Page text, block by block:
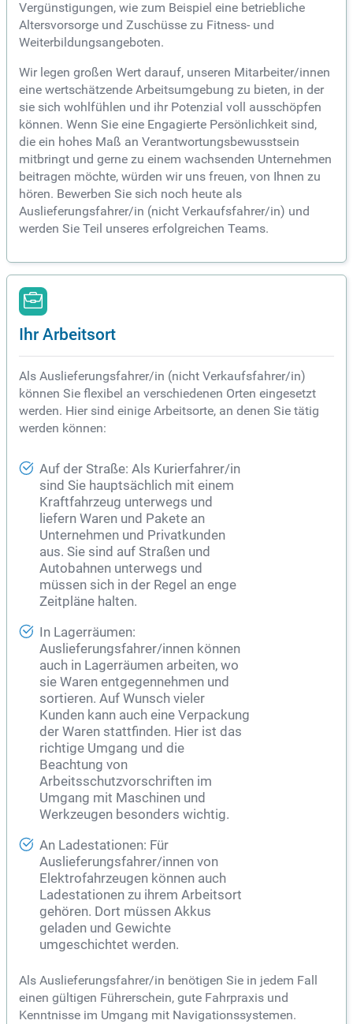
Vergünstigungen, wie zum Beispiel eine betriebliche
Altersvorsorge und Zuschüsse zu Fitness- und
Weiterbildungsangeboten.
Wir legen großen Wert darauf, unseren Mitarbeiter/innen
eine wertschätzende Arbeitsumgebung zu bieten, in der
sie sich wohlfühlen und ihr Potenzial voll ausschöpfen
können. Wenn Sie eine Engagierte Persönlichkeit sind,
die ein hohes Maß an Verantwortungsbewusstsein
mitbringt und gerne zu einem wachsenden Unternehmen
beitragen möchte, würden wir uns freuen, von Ihnen zu
hören. Bewerben Sie sich noch heute als
Auslieferungsfahrer/in (nicht Verkaufsfahrer/in) und
werden Sie Teil unseres erfolgreichen Teams.
Ihr Arbeitsort
Als Auslieferungsfahrer/in (nicht Verkaufsfahrer/in)
können Sie flexibel an verschiedenen Orten eingesetzt
werden. Hier sind einige Arbeitsorte, an denen Sie tätig
werden können:
Auf der Straße: Als Kurierfahrer/in
sind Sie hauptsächlich mit einem
Kraftfahrzeug unterwegs und
liefern Waren und Pakete an
Unternehmen und Privatkunden
aus. Sie sind auf Straßen und
Autobahnen unterwegs und
müssen sich in der Regel an enge
Zeitpläne halten.
In Lagerräumen:
Auslieferungsfahrer/innen können
auch in Lagerräumen arbeiten, wo
sie Waren entgegennehmen und
sortieren. Auf Wunsch vieler
Kunden kann auch eine Verpackung
der Waren stattfinden. Hier ist das
richtige Umgang und die
Beachtung von
Arbeitsschutzvorschriften im
Umgang mit Maschinen und
Werkzeugen besonders wichtig.
An Ladestationen: Für
Auslieferungsfahrer/innen von
Elektrofahrzeugen können auch
Ladestationen zu ihrem Arbeitsort
gehören. Dort müssen Akkus
geladen und Gewichte
umgeschichtet werden.
Als Auslieferungsfahrer/in benötigen Sie in jedem Fall
einen gültigen Führerschein, gute Fahrpraxis und
Kenntnisse im Umgang mit Navigationssystemen.